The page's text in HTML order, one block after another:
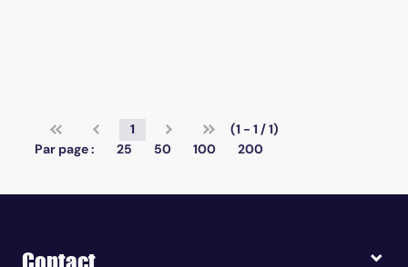
1
(1 - 1 / 1)
Par page :
25 50 100 200